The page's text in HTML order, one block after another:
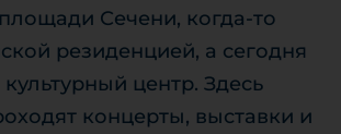
Сечени, когда-то
резиденцией, а сегодня
культурный центр. Здесь
концерты, выставки и